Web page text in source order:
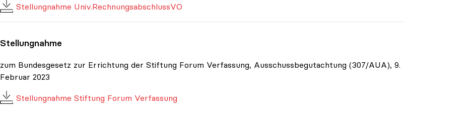
Stellungnahme Univ.RechnungsabschlussVO
Stellungnahme
zum Bundesgesetz zur Errichtung der Stiftung Forum Verfassung, Ausschussbegutachtung (307/AUA), 9.
Februar 2023
Stellungnahme Stiftung Forum Verfassung